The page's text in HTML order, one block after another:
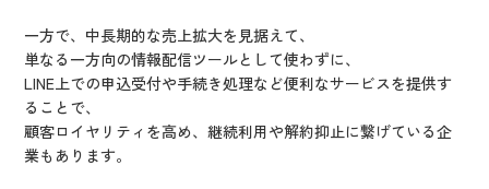
一方で、中長期的な売上拡大を見据えて、
単なる一方向の情報配信ツールとして使わずに、
LINE上での申込受付や手続き処理など便利なサービスを提供す
ることで、
顧客ロイヤリティを高め、継続利用や解約抑止に繋げている企
業もあります。